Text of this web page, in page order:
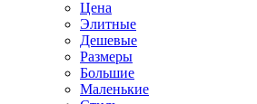
Цена
Элитные
Дешевые
Размеры
Большие
Маленькие